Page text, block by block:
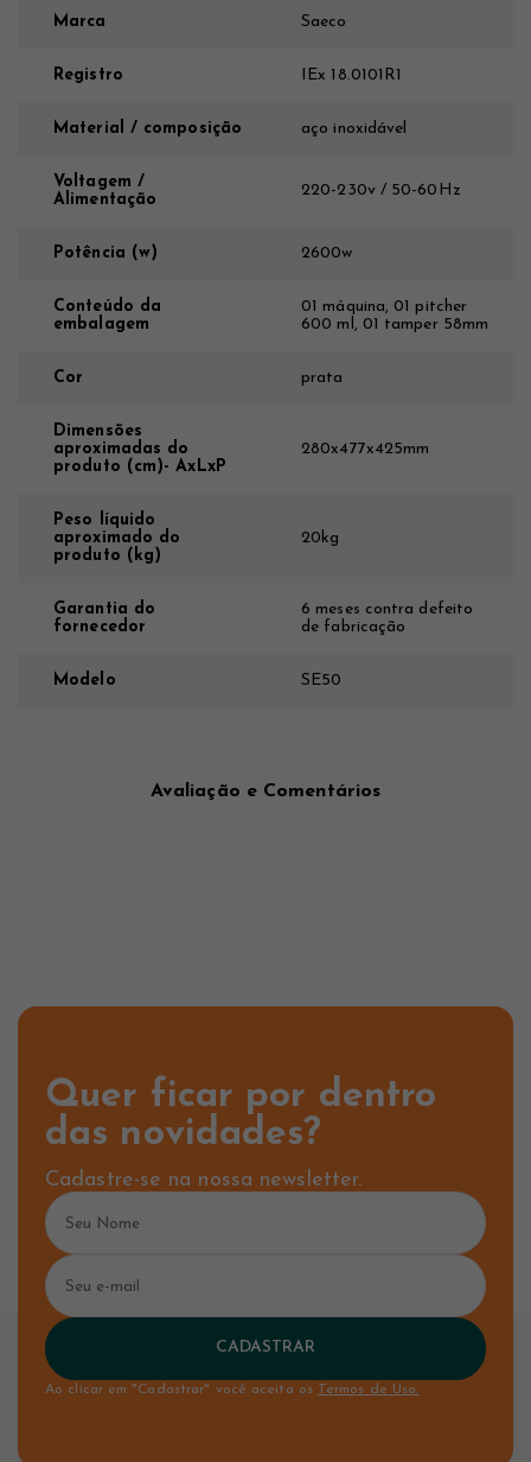
Marca Saeco
Registro IEx 18.0101R1
Material / composição aço inoxidável
Voltagem /
Alimentação
220-230v / 50-60Hz
Potência (w) 2600w
Conteúdo da
embalagem
01 máquina, 01 pitcher
600 ml, 01 tamper 58mm
Cor prata
Dimensões
aproximadas do
produto (cm)- AxLxP
280x477x425mm
Peso líquido
aproximado do
produto (kg)
20kg
Garantia do
fornecedor
6 meses contra defeito
de fabricação
Modelo SE50
Avaliação e Comentários
Quer ficar por dentro
das novidades?
Cadastre-se na nossa newsletter.
CADASTRAR
Ao clicar em "Cadastrar" você aceita os Termos de Uso.